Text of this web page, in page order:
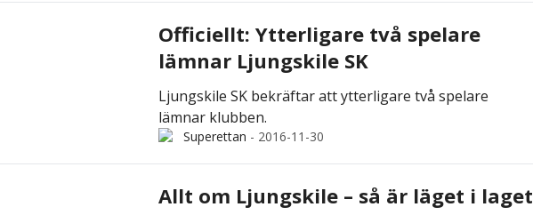
Officiellt: Ytterligare två spelare
lämnar Ljungskile SK
Ljungskile SK bekräftar att ytterligare två spelare
lämnar klubben.
Superettan - 2016-11-30
Allt om Ljungskile – så är läget i laget